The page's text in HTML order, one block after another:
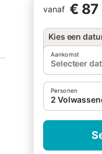
vanaf € 87
Kies een
Aankomst
Selecteer
Personen
2